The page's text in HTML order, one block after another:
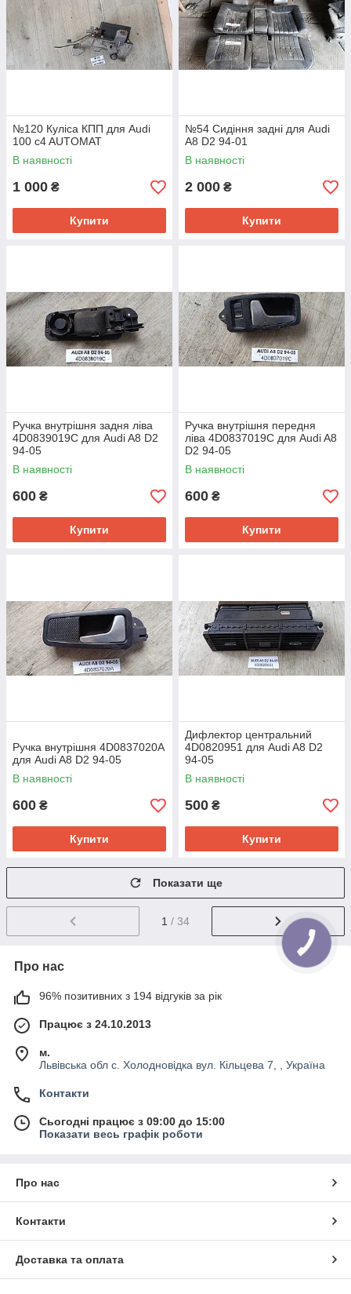
№120 Куліса КПП для Audi
100 c4 AUTOMAT
В наявності
1 000 ₴
Купити
№54 Сидіння задні для Audi
A8 D2 94-01
В наявності
2 000 ₴
Купити
Ручка внутрішня задня ліва
4D0839019C для Audi A8 D2
94-05
В наявності
600 ₴
Купити
Ручка внутрішня передня
ліва 4D0837019C для Audi A8
D2 94-05
В наявності
600 ₴
Купити
Ручка внутрішня 4D0837020A
для Audi A8 D2 94-05
В наявності
600 ₴
Купити
Дифлектор центральний
4D0820951 для Audi A8 D2
94-05
В наявності
500 ₴
Купити
Показати ще
1 / 34
Про нас
96% позитивних з 194 відгуків за рік
Працює з 24.10.2013
м.
Львівська обл с. Холодновідка вул. Кільцева 7, , Україна
Контакти
Сьогодні працює з 09:00 до 15:00
Показати весь графік роботи
Про нас
Контакти
Доставка та оплата